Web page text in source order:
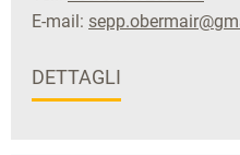
E-mail:
DETTAGLI